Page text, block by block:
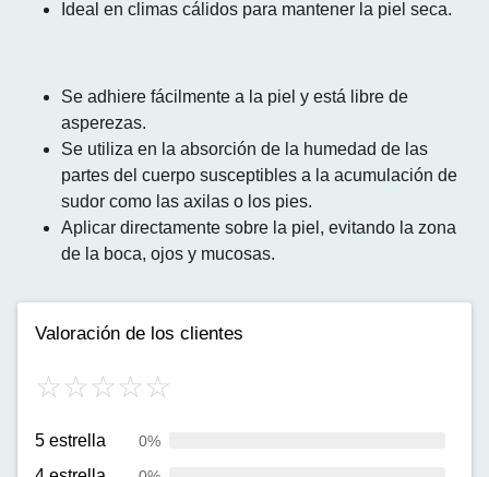
Ideal en climas cálidos para mantener la piel seca.
Se adhiere fácilmente a la piel y está libre de
asperezas.
Se utiliza en la absorción de la humedad de las
partes del cuerpo susceptibles a la acumulación de
sudor como las axilas o los pies.
Aplicar directamente sobre la piel, evitando la zona
de la boca, ojos y mucosas.
Valoración de los clientes
5 estrella 0%